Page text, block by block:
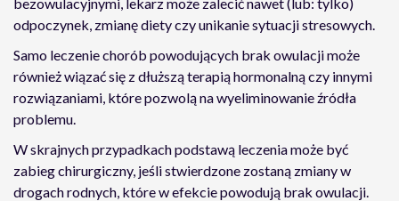
odpoczynek, zmianę diety czy unikanie sytuacji stresowych.
Samo leczenie chorób powodujących brak owulacji może
również wiązać się z dłuższą terapią hormonalną czy innymi
rozwiązaniami, które pozwolą na wyeliminowanie źródła
problemu.
W skrajnych przypadkach podstawą leczenia może być
zabieg chirurgiczny, jeśli stwierdzone zostaną zmiany w
drogach rodnych, które w efekcie powodują brak owulacji.